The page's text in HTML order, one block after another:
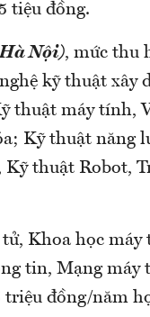
tiệu đồng.
Nội), mức thu
kỹ thuật xây
thuật máy tính,
Kỹ thuật năng
thuật Robot,
Khoa học máy
tin, Mạng máy
triệu đồng/năm